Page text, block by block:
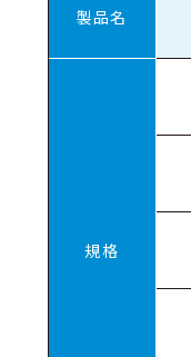
製品名
規格